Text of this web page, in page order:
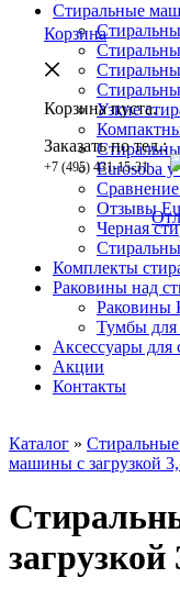
Корзина
Корзина пуста.
Заказать по тел.:
+7 (495) 431-15-31
Стиральные
Узкие
Eurosoba
Отзывы
Черная
Комплекты
Раковины над
Раковины
Тумбы для
Аксесcуары
Акции
Контакты
Каталог »
машины с загрузкой
загрузкой